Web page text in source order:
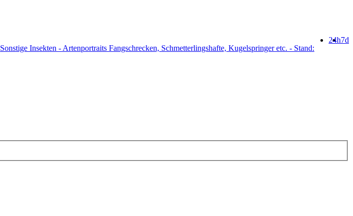
7d
24h
Sonstige Insekten - Artenportraits Fangschrecken, Schmetterlingshafte, Kugelspringer etc. - Stand: